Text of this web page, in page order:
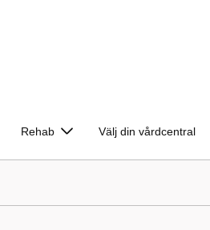
Rehab Välj din vårdcentral